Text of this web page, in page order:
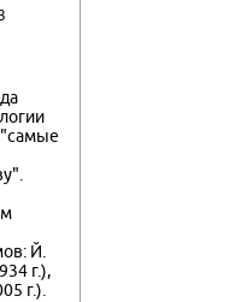
Й.
г.),
г.).